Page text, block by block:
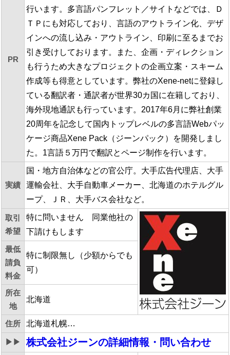
PR
行います。多言語パンフレット／サイトなどでは、Ｄ
ＴＰにも対応しており、言語のアウトライン化、デザ
インへの流し込み・アウトライン、印刷に至るまでお
引き受けしております。また、企画・ディレクション
も行うため大きなプロジェクトの企画立案・スキーム
作成等も得意としています。弊社のXene-netに登録し
ている翻訳者・通訳者が世界30カ国に在籍しており、
海外現地通訳も行っています。2017年6月に弊社創業
20周年を記念して国内トップレベルの多言語Webパッ
ケージ商品Xene Pack（ジーンパック）を開発しまし
た。1言語５万円で翻訳とページ制作を行います。
実績
国・地方自治体などの官公庁。大手広告代理店、大手
運輸会社、大手自動車メーカー、北海道のホテルグル
ープ、ＪＲ、大手バス会社など。
取引
希望
特に問いません 同業他社の
下請けもします
最低
請負
料金
特に制限無し（少額からでも
可）
所在
地
北海道
住所 北海道札幌…
▶▶ 株式会社ジーンの詳細情報・問い合わせ